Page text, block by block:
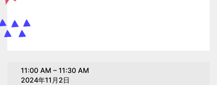
11:00 AM –11:30 AM
2024年11月2日